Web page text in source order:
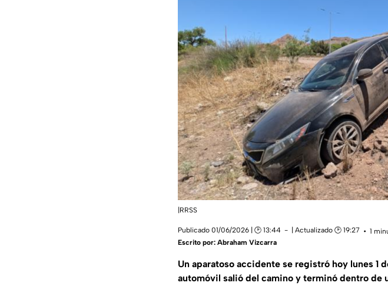
|RRSS
Publicado 01/06/2026 | 🕑 13:44 | Actualizado 🕑 19:27
1
Escrito por: Abraham Vizcarra
Un aparatoso accidente se registró hoy lunes 1
automóvil salió del camino y terminó dentro de